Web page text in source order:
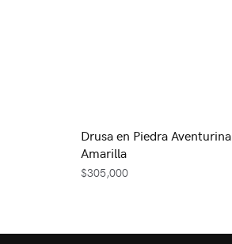
Drusa en Piedra Aventurina
Amarilla
$305,000